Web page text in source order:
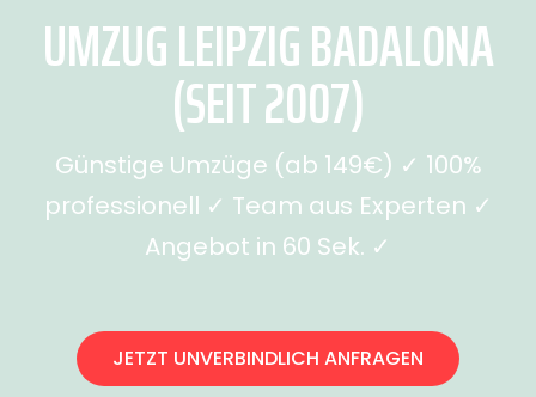
UMZUG LEIPZIG BADALONA
(SEIT 2007)
Günstige Umzüge (ab 149€) ✓ 100%
professionell ✓ Team aus Experten ✓
Angebot in 60 Sek. ✓
JETZT UNVERBINDLICH ANFRAGEN